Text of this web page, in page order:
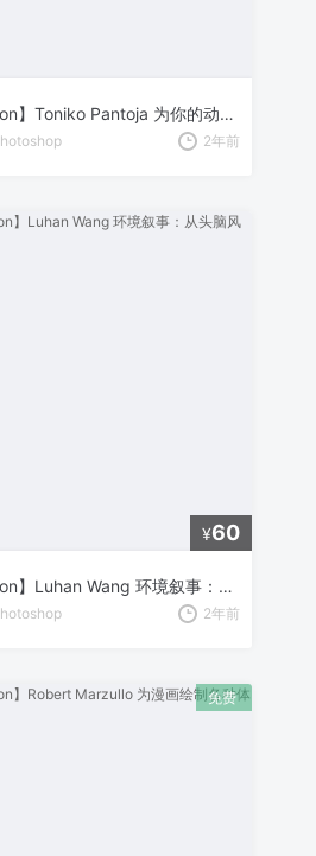
【CG Staion】Toniko Pantoja 为你的动画创造令人惊艳的场景
2年前
¥60
【CG Staion】Luhan Wang 环境叙事：从头脑风暴到渲染
2年前